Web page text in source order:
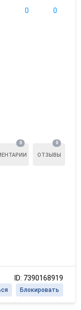
0 0
0
ОТЗЫВЫ
0
ID: 7390168919
Блокировать